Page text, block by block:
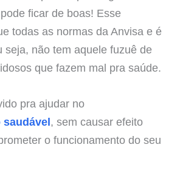
ficar de boas! Esse
todas as normas da Anvisa e é
seja, não tem aquele fuzuê de
que fazem mal pra saúde.
pra ajudar no
saudável, sem causar efeito
o funcionamento do seu